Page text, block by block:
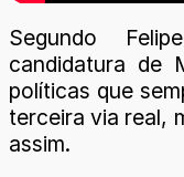
Segundo
candidatura de
políticas que
terceira via real,
assim.